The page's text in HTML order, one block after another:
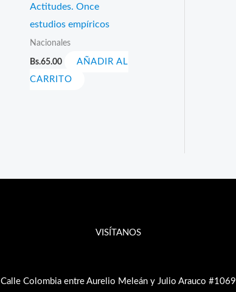
Actitudes. Once
estudios empíricos
Nacionales
Bs.65.00
AÑADIR AL
CARRITO
VISÍTANOS
Calle Colombia entre Aurelio Meleán y Julio Arauco #1069